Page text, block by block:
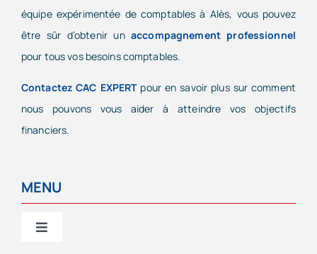
équipe expérimentée de comptables à Alès, vous pouvez
être sûr d’obtenir unaccompagnement professionnel
pour tous vos besoins comptables.
Contactez CAC EXPERTpour en savoir plus sur comment
nous pouvons vous aider à atteindre vos objectifs
financiers.
MENU
Toggle